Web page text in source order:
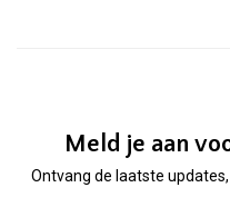
Meld je aan
Ontvang de laatste